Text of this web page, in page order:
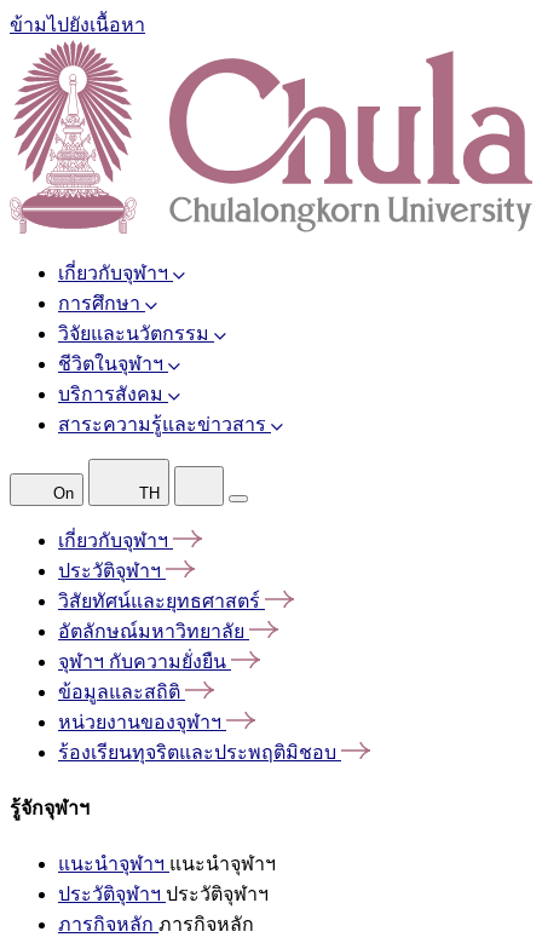
ข้ามไปยังเนื้อหา
เกี่ยวกับจุฬาฯ
การศึกษา
วิจัยและนวัตกรรม
ชีวิตในจุฬาฯ
บริการสังคม
สาระความรู้และข่าวสาร
On TH
เกี่ยวกับจุฬาฯ
ประวัติจุฬาฯ
วิสัยทัศน์และยุทธศาสตร์
อัตลักษณ์มหาวิทยาลัย
จุฬาฯ กับความยั่งยืน
ข้อมูลและสถิติ
หน่วยงานของจุฬาฯ
ร้องเรียนทุจริตและประพฤติมิชอบ
รู้จักจุฬาฯ
แนะนำจุฬาฯ แนะนำจุฬาฯ
ประวัติจุฬาฯ ประวัติจุฬาฯ
ภารกิจหลัก ภารกิจหลัก